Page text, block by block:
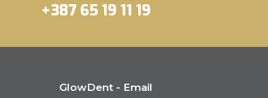
+387 65 19 11 19
GlowDent - Email